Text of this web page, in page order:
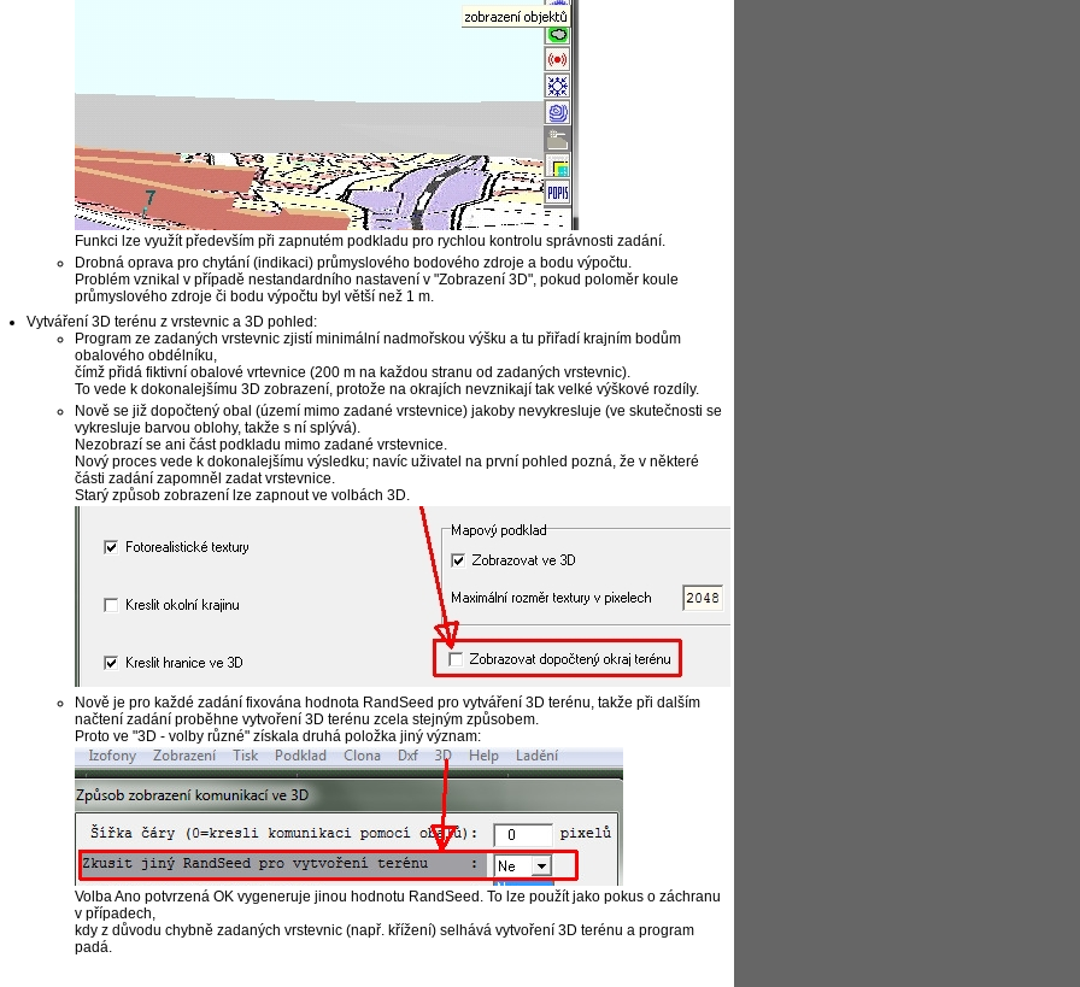
Funkci lze využít především při zapnutém podkladu pro rychlou kontrolu správnosti zadání.
Drobná oprava pro chytání (indikaci) průmyslového bodového zdroje a bodu výpočtu.
Problém vznikal v případě nestandardního nastavení v "Zobrazení 3D", pokud poloměr koule
průmyslového zdroje či bodu výpočtu byl větší než 1 m.
Vytváření 3D terénu z vrstevnic a 3D pohled:
Program ze zadaných vrstevnic zjistí minimální nadmořskou výšku a tu přiřadí krajním bodům
obalového obdélníku,
čímž přidá fiktivní obalové vrtevnice (200 m na každou stranu od zadaných vrstevnic).
To vede k dokonalejšímu 3D zobrazení, protože na okrajích nevznikají tak velké výškové rozdíly.
Nově se již dopočtený obal (území mimo zadané vrstevnice) jakoby nevykresluje (ve skutečnosti se
vykresluje barvou oblohy, takže s ní splývá).
Nezobrazí se ani část podkladu mimo zadané vrstevnice.
Nový proces vede k dokonalejšímu výsledku; navíc uživatel na první pohled pozná, že v některé
části zadání zapomněl zadat vrstevnice.
Starý způsob zobrazení lze zapnout ve volbách 3D.
Nově je pro každé zadání fixována hodnota RandSeed pro vytváření 3D terénu, takže při dalším
načtení zadání proběhne vytvoření 3D terénu zcela stejným způsobem.
Proto ve "3D - volby různé" získala druhá položka jiný význam:
Volba Ano potvrzená OK vygeneruje jinou hodnotu RandSeed. To lze použít jako pokus o záchranu
v případech,
kdy z důvodu chybně zadaných vrstevnic (např. křížení) selhává vytvoření 3D terénu a program
padá.